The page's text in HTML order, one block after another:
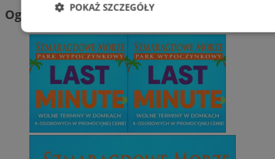
OgłoszeniaPOKAŻ SZCZEGÓŁY
Niezbędne Wydajność
Niesklasyfikowane